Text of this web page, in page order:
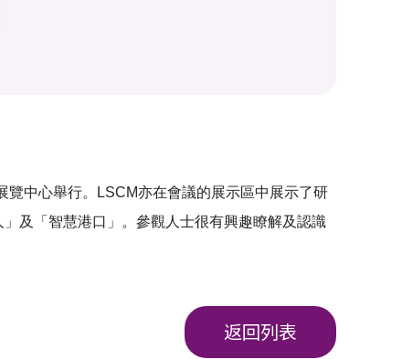
中心舉行。LSCM亦在會議的展示區中展示了研
」及「 智慧港口 」。參觀人士很有興趣瞭解及認識
返回列表